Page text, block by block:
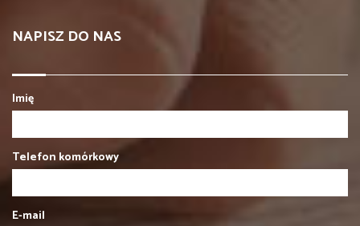
NAPISZ DO NAS
Imię
Telefon komórkowy
E-mail